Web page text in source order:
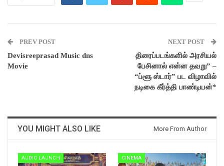
PREV POST
Devisreeprasad Music dns
Movie
NEXT POST
திரைப்படங்களில் அரசியல்
பேசினால் என்ன தவறு” –
“ப்ளூ ஸ்டார்” பட விழாவில்
நடிகை கீர்த்தி பாண்டியன்*
YOU MIGHT ALSO LIKE More From Author
AUDIO LAUNCH CINEMA